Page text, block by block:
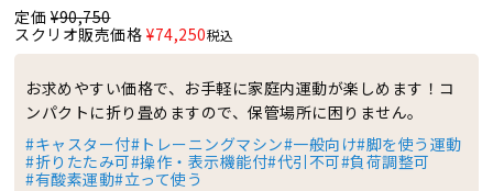
定価 ¥90,750
スクリオ販売価格 ¥74,250税込
お求めやすい価格で、お手軽に家庭内運動が楽しめます！コ
ンパクトに折り畳めますので、保管場所に困りません。
#キャスター付#トレーニングマシン#一般向け#脚を使う運動
#折りたたみ可#操作・表示機能付#代引不可#負荷調整可
#有酸素運動#立って使う